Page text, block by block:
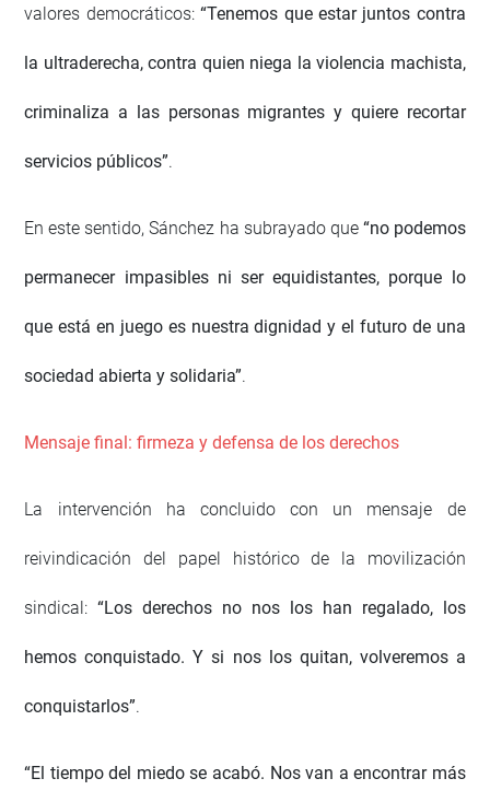
valores democráticos:“Tenemos que estar juntos contra
la ultraderecha, contra quien niega la violencia machista,
criminaliza a las personas migrantes y quiere recortar
servicios públicos”.
En este sentido, Sánchez ha subrayado que “no podemos
permanecer impasibles ni ser equidistantes, porque lo
que está en juego es nuestra dignidad y el futuro de una
sociedad abierta y solidaria”.
Mensaje final: firmeza y defensa de los derechos
La intervención ha concluido con un mensaje de
reivindicación del papel histórico de la movilización
sindical:“Los derechos no nos los han regalado, los
hemos conquistado. Y si nos los quitan, volveremos a
conquistarlos”.
“El tiempo del miedo se acabó. Nos van a encontrar más